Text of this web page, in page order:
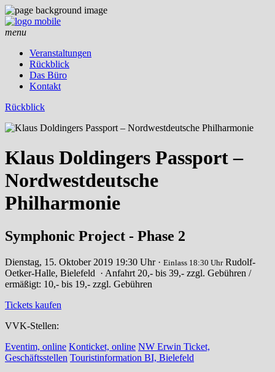
menu
Veranstaltungen
Rückblick
Das Büro
Kontakt
Rückblick
Klaus Doldingers Passport –
Nordwestdeutsche
Philharmonie
Symphonic Project - Phase 2
Dienstag, 15. Oktober 2019 19:30 Uhr · Einlass 18:30 Uhr Rudolf-
Oetker-Halle, Bielefeld · Anfahrt 20,- bis 39,- zzgl. Gebühren /
ermäßigt: 10,- bis 19,- zzgl. Gebühren
Tickets kaufen
VVK-Stellen:
Eventim, online Konticket, online NW Erwin Ticket,
Geschäftsstellen Touristinformation BI, Bielefeld